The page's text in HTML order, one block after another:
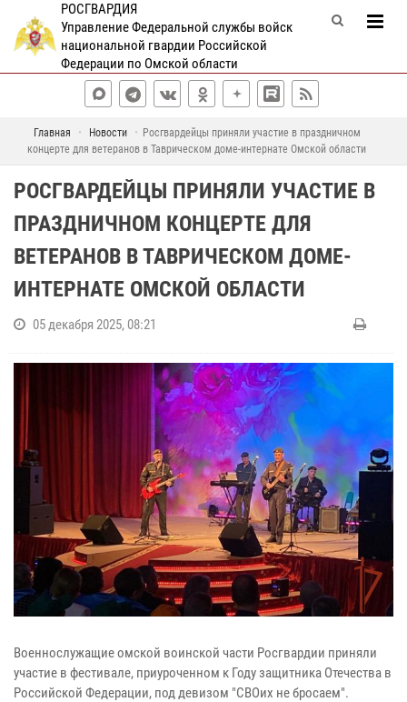
РОСГВАРДИЯ
Управление Федеральной службы войск
национальной гвардии Российской
Федерации по Омской области
Главная Новости
Росгвардейцы приняли участие в праздничном
концерте для ветеранов в Таврическом доме-интернате Омской области
РОСГВАРДЕЙЦЫ ПРИНЯЛИ УЧАСТИЕ В
ПРАЗДНИЧНОМ КОНЦЕРТЕ ДЛЯ
ВЕТЕРАНОВ В ТАВРИЧЕСКОМ ДОМЕ-
ИНТЕРНАТЕ ОМСКОЙ ОБЛАСТИ
05 декабря 2025, 08:21
Военнослужащие омской воинской части Росгвардии приняли
участие в фестивале, приуроченном к Году защитника Отечества в
Российской Федерации, под девизом "СВОих не бросаем".